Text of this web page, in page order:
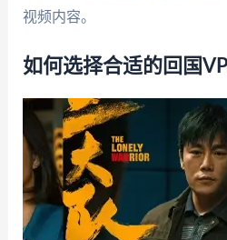
视频内容。
如何选择合适的回国